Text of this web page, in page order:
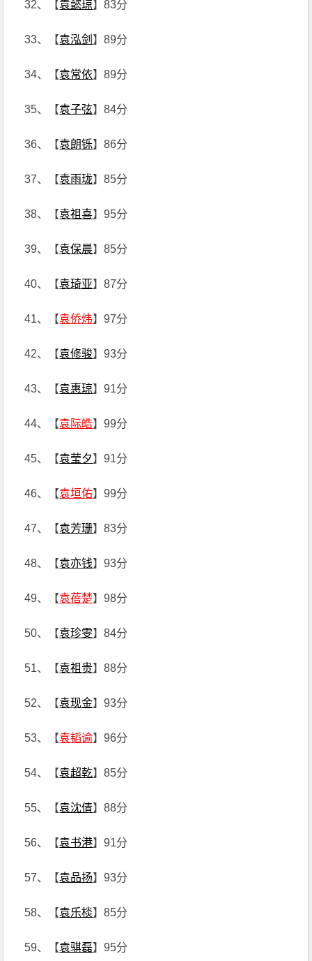
32、【袁懿琼】83分
33、【袁泓剑 】89分
34、【袁常依】89分
35、【袁子弦】84分
36、【袁朗铄】86分
37、【袁雨珑】85分
38、【袁祖喜】95分
39、【袁保晨】85分
40、【袁琦亚】87分
41、【袁侨炜】97分
42、【袁修骏】93分
43、【袁惠琼】91分
44、【袁际皓】99分
45、【袁莹夕】91分
46、【袁垣佑】99分
47、【袁芳珊】83分
48、【袁亦钱】93分
49、【袁蓓楚】98分
50、【袁珍雯】84分
51、【袁祖贵】88分
52、【袁现金】93分
53、【袁韬谕】96分
54、【袁超乾】85分
55、【袁沈倩】88分
56、【袁书港】91分
57、【袁品扬】93分
58、【袁乐棪】85分
59、【袁骐磊】95分